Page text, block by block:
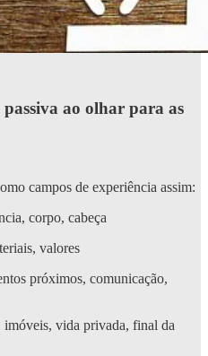
ao olhar para as
campos de experiência assim:
corpo, cabeça
valores
próximos, comunicação,
vida privada, final da